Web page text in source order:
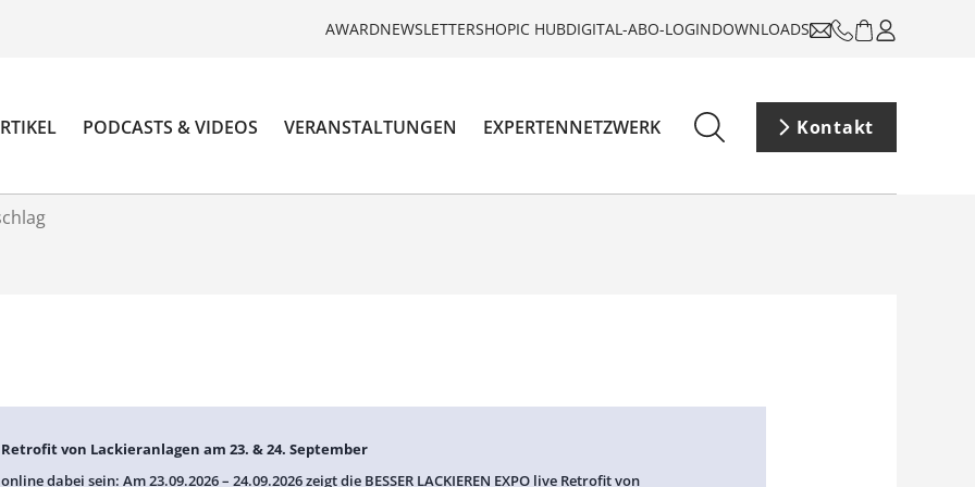
AWARDNEWSLETTERSHOPIC HUBDIGITAL-ABO-LOGINDOWNLOADS
PODCASTS & VIDEOS VERANSTALTUNGEN EXPERTENNETZWERK Kontakt
Retrofit von Lackieranlagen am 23. & 24. September
dabei sein: Am 23.09.2026 – 24.09.2026 zeigt die BESSER LACKIEREN EXPO live Retrofit von